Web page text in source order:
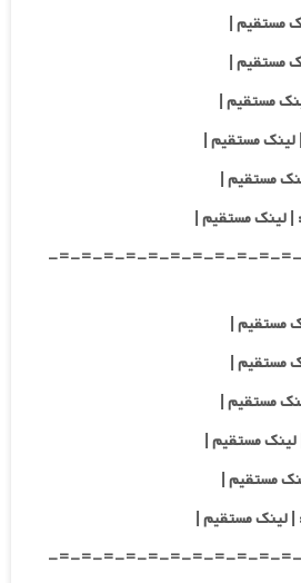
-=-=-=-=-=-=-=-=-=-=-
-=-=-=-=-=-=-=-=-=-=-